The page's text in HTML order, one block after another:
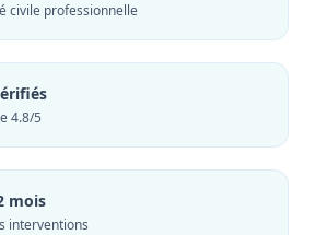
civile professionnelle
4.8/5
mois
interventions